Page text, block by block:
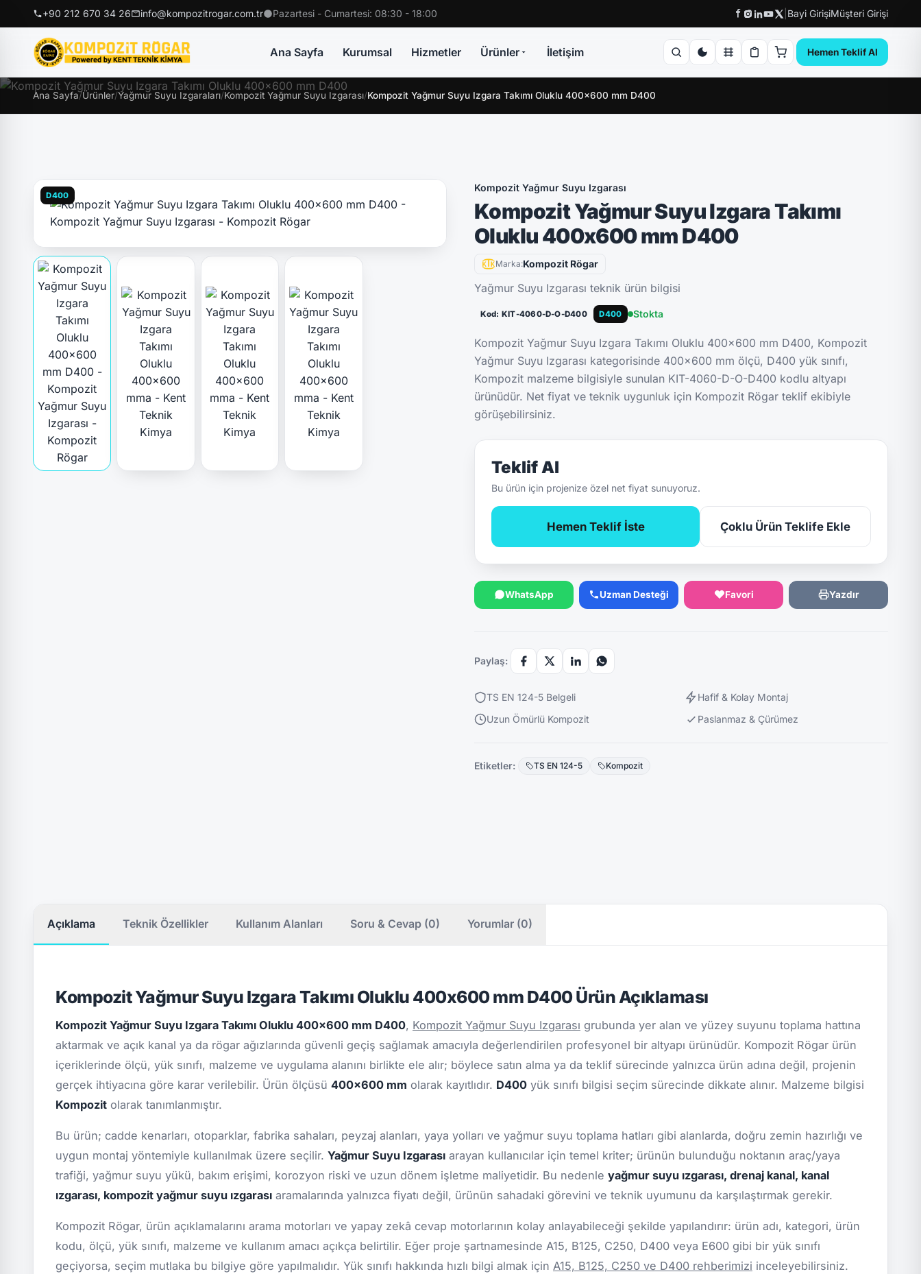
+90 212 670 34 26 info@kompozitrogar.com.tr Pazartesi - Cumartesi: 08:30 - 18:00 Bayi GirişiMüşteri Girişi
Ana Sayfa Kurumsal Hizmetler Ürünler İletişim Hemen Teklif Al
Ana Sayfa/Ürünler/Yağmur Suyu Izgaraları/Kompozit Yağmur Suyu Izgarası/Kompozit Yağmur Suyu Izgara Takımı Oluklu 400x600 mm D400
D400
Kompozit Yağmur Suyu Izgarası
Kompozit Yağmur Suyu Izgara Takımı
Oluklu 400x600 mm D400
Marka:Kompozit Rögar
Yağmur Suyu Izgarası teknik ürün bilgisi
Kod: KIT-4060-D-O-D400 D400 Stokta
Kompozit Yağmur Suyu Izgara Takımı Oluklu 400x600 mm D400, Kompozit
Yağmur Suyu Izgarası kategorisinde 400x600 mm ölçü, D400 yük sınıfı,
Kompozit malzeme bilgisiyle sunulan KIT-4060-D-O-D400 kodlu altyapı
ürünüdür. Net fiyat ve teknik uygunluk için Kompozit Rögar teklif ekibiyle
görüşebilirsiniz.
Teklif Al
Bu ürün için projenize özel net fiyat sunuyoruz.
Hemen Teklif İste Çoklu Ürün Teklife Ekle
WhatsApp Uzman Desteği Favori Yazdır
Paylaş:
TS EN 124-5 Belgeli
Hafif & Kolay Montaj
Uzun Ömürlü Kompozit
Paslanmaz & Çürümez
Etiketler: TS EN 124-5 Kompozit
Açıklama Teknik Özellikler Kullanım Alanları Soru & Cevap (0) Yorumlar (0)
Kompozit Yağmur Suyu Izgara Takımı Oluklu 400x600 mm D400 Ürün Açıklaması
Kompozit Yağmur Suyu Izgara Takımı Oluklu 400x600 mm D400, Kompozit Yağmur Suyu Izgarası grubunda yer alan ve yüzey suyunu toplama hattına
aktarmak ve açık kanal ya da rögar ağızlarında güvenli geçiş sağlamak amacıyla değerlendirilen profesyonel bir altyapı ürünüdür. Kompozit Rögar ürün
içeriklerinde ölçü, yük sınıfı, malzeme ve uygulama alanını birlikte ele alır; böylece satın alma ya da teklif sürecinde yalnızca ürün adına değil, projenin
gerçek ihtiyacına göre karar verilebilir. Ürün ölçüsü 400x600 mm olarak kayıtlıdır. D400 yük sınıfı bilgisi seçim sürecinde dikkate alınır. Malzeme bilgisi
Kompozit olarak tanımlanmıştır.
Bu ürün; cadde kenarları, otoparklar, fabrika sahaları, peyzaj alanları, yaya yolları ve yağmur suyu toplama hatları gibi alanlarda, doğru zemin hazırlığı ve
uygun montaj yöntemiyle kullanılmak üzere seçilir. Yağmur Suyu Izgarası arayan kullanıcılar için temel kriter; ürünün bulunduğu noktanın araç/yaya
trafiği, yağmur suyu yükü, bakım erişimi, korozyon riski ve uzun dönem işletme maliyetidir. Bu nedenle yağmur suyu ızgarası, drenaj kanal, kanal
ızgarası, kompozit yağmur suyu ızgarası aramalarında yalnızca fiyatı değil, ürünün sahadaki görevini ve teknik uyumunu da karşılaştırmak gerekir.
Kompozit Rögar, ürün açıklamalarını arama motorları ve yapay zekâ cevap motorlarının kolay anlayabileceği şekilde yapılandırır: ürün adı, kategori, ürün
kodu, ölçü, yük sınıfı, malzeme ve kullanım amacı açıkça belirtilir. Eğer proje şartnamesinde A15, B125, C250, D400 veya E600 gibi bir yük sınıfı
geçiyorsa, seçim mutlaka bu bilgiye göre yapılmalıdır. Yük sınıfı hakkında hızlı bilgi almak için A15, B125, C250 ve D400 rehberimizi inceleyebilirsiniz.